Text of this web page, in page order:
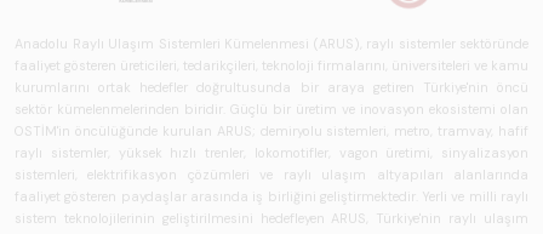
Anadolu Raylı Ulaşım Sistemleri Kümelenmesi (ARUS), raylı sistemler sektöründe
faaliyet gösteren üreticileri, tedarikçileri, teknoloji firmalarını, üniversiteleri ve kamu
kurumlarını ortak hedefler doğrultusunda bir araya getiren Türkiye'nin öncü
sektör kümelenmelerinden biridir. Güçlü bir üretim ve inovasyon ekosistemi olan
OSTİM'in öncülüğünde kurulan ARUS; demiryolu sistemleri, metro, tramvay, hafif
raylı sistemler, yüksek hızlı trenler, lokomotifler, vagon üretimi, sinyalizasyon
sistemleri, elektrifikasyon çözümleri ve raylı ulaşım altyapıları alanlarında
faaliyet gösteren paydaşlar arasında iş birliğini geliştirmektedir. Yerli ve milli raylı
sistem teknolojilerinin geliştirilmesini hedefleyen ARUS, Türkiye'nin raylı ulaşım